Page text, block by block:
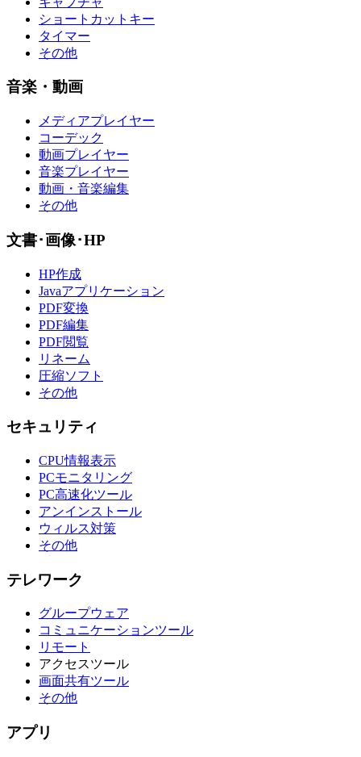
ショートカットキー
タイマー
その他
音楽・動画
メディアプレイヤー
コーデック
動画プレイヤー
音楽プレイヤー
動画・音楽編集
その他
文書･画像･HP
HP作成
Javaアプリケーション
PDF変換
PDF編集
PDF閲覧
リネーム
圧縮ソフト
その他
セキュリティ
CPU情報表示
PCモニタリング
PC高速化ツール
アンインストール
ウィルス対策
その他
テレワーク
グループウェア
コミュニケーションツール
リモート
アクセスツール
画面共有ツール
その他
アプリ